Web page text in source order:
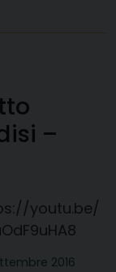
–
youtu.be/
2016